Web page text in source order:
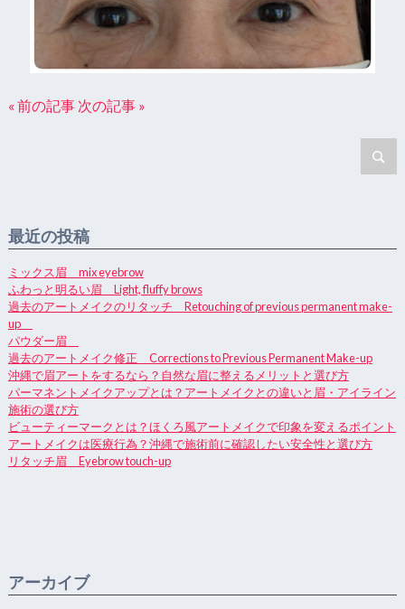
« 前の記事 次の記事 »
最近の投稿
ミックス眉 mix eyebrow
ふわっと明るい眉 Light, fluffy brows
過去のアートメイクのリタッチ Retouching of previous permanent make-
up
パウダー眉
過去のアートメイク修正 Corrections to Previous Permanent Make-up
沖縄で眉アートをするなら？自然な眉に整えるメリットと選び方
パーマネントメイクアップとは？アートメイクとの違いと眉・アイライン
施術の選び方
ビューティーマークとは？ほくろ風アートメイクで印象を変えるポイント
アートメイクは医療行為？沖縄で施術前に確認したい安全性と選び方
リタッチ眉 Eyebrow touch-up
アーカイブ